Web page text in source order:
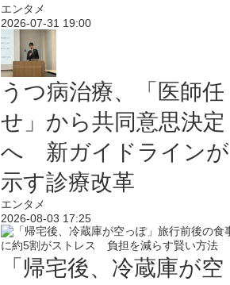
エンタメ
2026-07-31 19:00
うつ病治療、「医師任
せ」から共同意思決定
へ 新ガイドラインが
示す診療改革
エンタメ
2026-08-03 17:25
「帰宅後、冷蔵庫が空